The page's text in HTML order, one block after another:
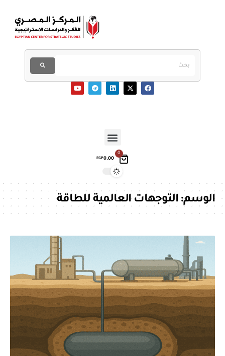
0
EGP0.00
الوسم:التوجهات العالمية للطاقة